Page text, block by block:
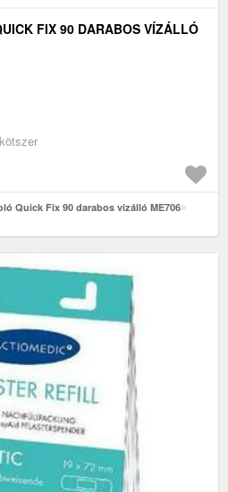
FIX 90 DARABOS VÍZÁLLÓ
Quick Fix 90 darabos vízálló ME706